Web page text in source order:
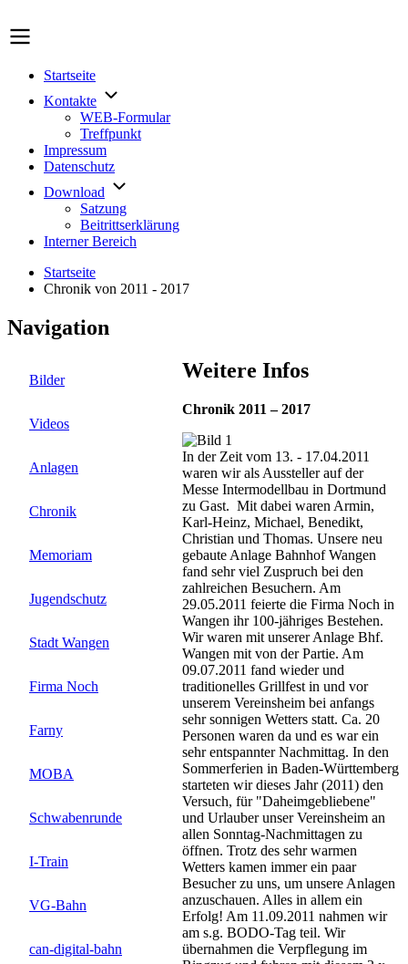
zum
Inhalt
Main
navigation
Startseite
Kontakte
WEB-Formular
Treffpunkt
Impressum
Datenschutz
Download
Satzung
Beitrittserklärung
Interner Bereich
Pfadnavigation
Startseite
Chronik von 2011 - 2017
Navigation
Bilder
Videos
Anlagen
Chronik
Memoriam
Jugendschutz
Weitere Infos
Stadt Wangen
Firma Noch
Farny
MOBA
Schwabenrunde
I-Train
VG-Bahn
can-digital-bahn
Chronik 2011 – 2017
In der Zeit vom 13. - 17.04.2011
waren wir als Aussteller auf der
Messe Intermodellbau in Dortmund
zu Gast. Mit dabei waren Armin,
Karl-Heinz, Michael, Benedikt,
Christian und Thomas. Unsere neu
gebaute Anlage Bahnhof Wangen
fand sehr viel Zuspruch bei den
zahlreichen Besuchern. Am
29.05.2011 feierte die Firma Noch in
Wangen ihr 100-jähriges Bestehen.
Wir waren mit unserer Anlage Bhf.
Wangen mit von der Partie. Am
09.07.2011 fand wieder und
traditionelles Grillfest in und vor
unserem Vereinsheim bei anfangs
sehr sonnigen Wetters statt. Ca. 20
Personen waren da und es war ein
sehr entspannter Nachmittag. In den
Sommerferien in Baden-Württemberg
starteten wir dieses Jahr (2011) den
Versuch, für "Daheimgebliebene"
und Urlauber unser Vereinsheim an
allen Sonntag-Nachmittagen zu
öffnen. Trotz des sehr warmen
Wetters kamen immer ein paar
Besucher zu uns, um unsere Anlagen
anzuschauen. Alles in allem ein
Erfolg! Am 11.09.2011 nahmen wir
am s.g. BODO-Tag teil. Wir
übernahmen die Verpflegung im